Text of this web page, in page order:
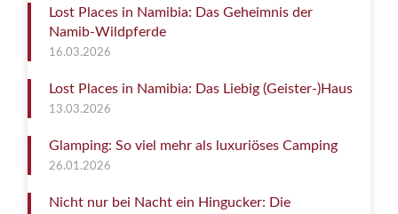
Lost Places in Namibia: Das Geheimnis der
Namib-Wildpferde
16.03.2026
Lost Places in Namibia: Das Liebig (Geister-)Haus
13.03.2026
Glamping: So viel mehr als luxuriöses Camping
26.01.2026
Nicht nur bei Nacht ein Hingucker: Die